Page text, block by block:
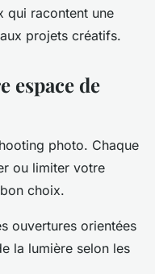
qui racontent une
projets créatifs.
espace de
photo. Chaque
ou limiter votre
choix.
ouvertures orientées
la lumière selon les